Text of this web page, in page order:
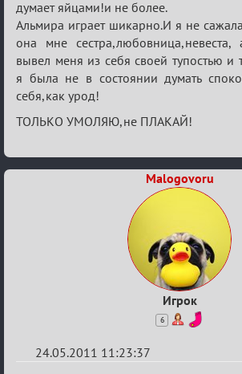
думает яйцами!и не более.
Альмира играет шикарно.И я не
она мне
вывел меня из себя своей тупостью и
я была не в состоянии думать
себя,как урод!
ТОЛЬКО УМОЛЯЮ,не ПЛАКАЙ!
Malogovoru
Игрок
6
24.05.2011 11:23:37